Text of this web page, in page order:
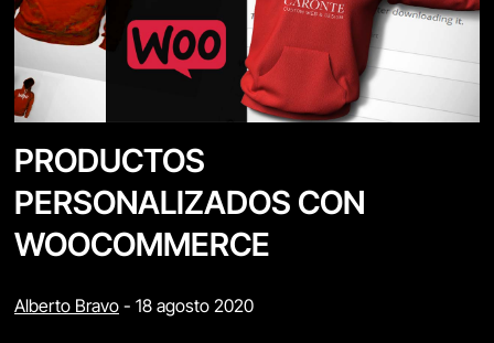
PRODUCTOS
PERSONALIZADOS CON
WOOCOMMERCE
Alberto Bravo - 18 agosto 2020